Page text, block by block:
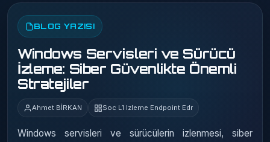
BLOG YAZISI
Windows Servisleri ve Sürücü
İzleme: Siber Güvenlikte Önemli
Stratejiler
Ahmet BİRKAN Soc L1 Izleme Endpoint Edr
Windows servisleri ve sürücülerin izlenmesi, siber